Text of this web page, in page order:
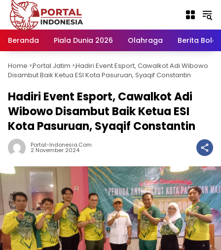
Langsung
konten
Beranda
Piala Dunia 2026 Olahraga Berita Bola
Home -
Portal Jatim -
Hadiri Event Esport, Cawalkot Adi Wibowo
Disambut Baik Ketua ESI Kota Pasuruan, Syaqif Constantin
Hadiri Event Esport, Cawalkot Adi
Wibowo Disambut Baik Ketua ESI
Kota Pasuruan, Syaqif Constantin
Portal-Indonesia.com
2 November 2024